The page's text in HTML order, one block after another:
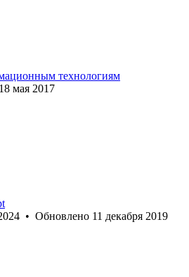
технологиям
18 мая 2017
• Обновлено 11 декабря 2019